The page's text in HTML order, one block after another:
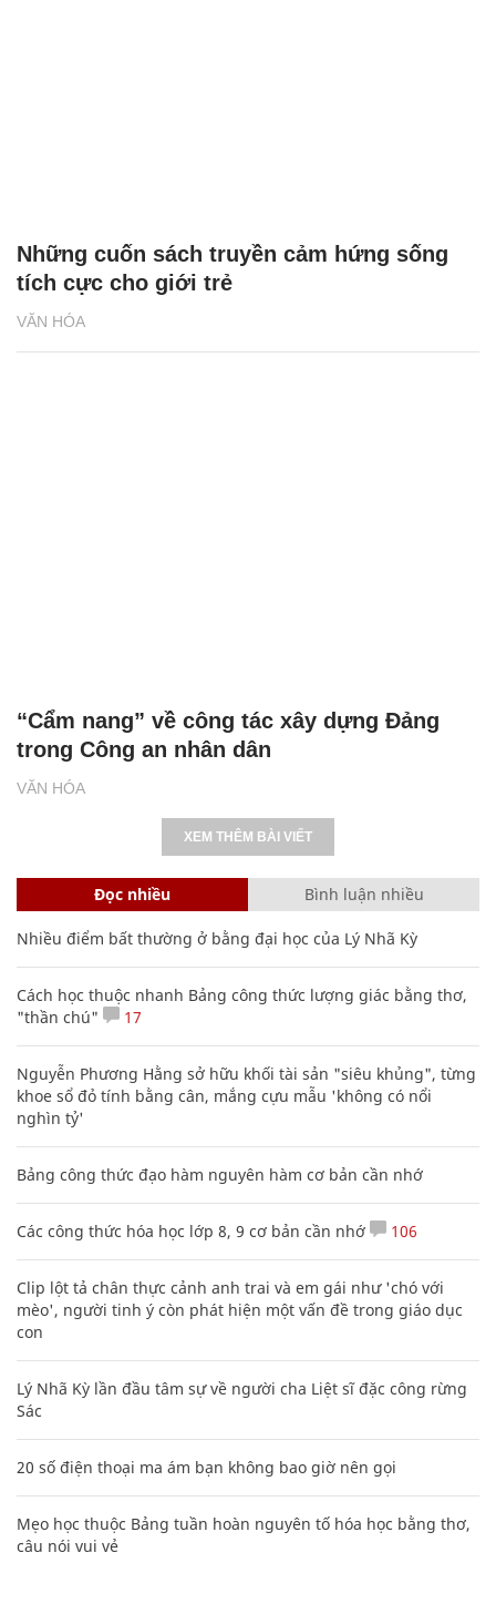
VĂN HÓA
Những cuốn sách truyền cảm hứng sống
tích cực cho giới trẻ
VĂN HÓA
“Cẩm nang” về công tác xây dựng Đảng
trong Công an nhân dân
XEM THÊM BÀI VIẾT
Đọc nhiều Bình luận nhiều
Nhiều điểm bất thường ở bằng đại học của Lý Nhã Kỳ
Cách học thuộc nhanh Bảng công thức lượng giác bằng thơ,
"thần chú"
17
Nguyễn Phương Hằng sở hữu khối tài sản "siêu khủng", từng
khoe sổ đỏ tính bằng cân, mắng cựu mẫu 'không có nổi
nghìn tỷ'
Bảng công thức đạo hàm nguyên hàm cơ bản cần nhớ
Các công thức hóa học lớp 8, 9 cơ bản cần nhớ 106
Clip lột tả chân thực cảnh anh trai và em gái như 'chó với
mèo', người tinh ý còn phát hiện một vấn đề trong giáo dục
con
Lý Nhã Kỳ lần đầu tâm sự về người cha Liệt sĩ đặc công rừng
Sác
20 số điện thoại ma ám bạn không bao giờ nên gọi
Mẹo học thuộc Bảng tuần hoàn nguyên tố hóa học bằng thơ,
câu nói vui vẻ